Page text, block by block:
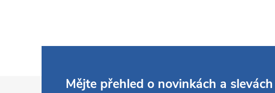
Mějte přehled o novinkách a slevách